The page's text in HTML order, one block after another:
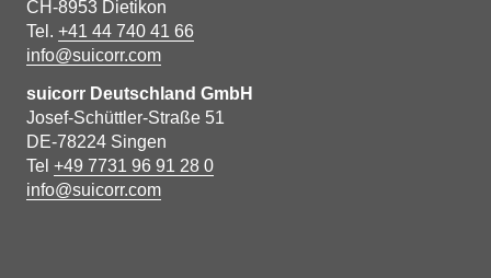
CH-8953 Dietikon
Tel. +41 44 740 41 66
info@suicorr.com
suicorr Deutschland GmbH
Josef-Schüttler-Straße 51
DE-78224 Singen
Tel +49 7731 96 91 28 0
info@suicorr.com